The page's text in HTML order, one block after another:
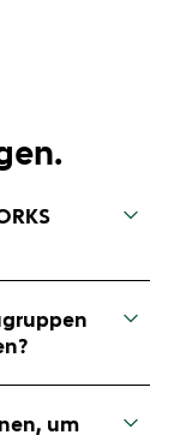
aus. Für die
sowohl
um